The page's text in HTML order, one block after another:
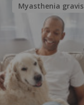
Myasthenia gravis